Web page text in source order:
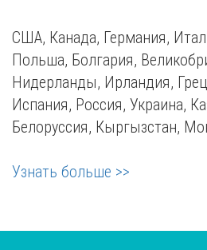
CША, Канада, Германия,
Польша, Болгария,
Нидерланды, Ирландия,
Испания, Россия, Украина,
Белоруссия, Кыргызстан,
Узнать больше >>